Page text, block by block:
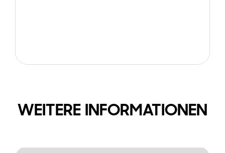
WEITERE INFORMATIONEN